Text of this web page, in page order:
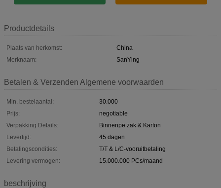
Productdetails
Plaats van herkomst:
China
Merknaam:
SanYing
Betalen & Verzenden Algemene voorwaarden
Min. bestelaantal:
30.000
Prijs:
negotiable
Verpakking Details:
Binnenpe zak & Karton
Levertijd:
45 dagen
Betalingscondities:
T/T & L/C-vooruitbetaling
Levering vermogen:
15.000.000 PCs/maand
beschrijving